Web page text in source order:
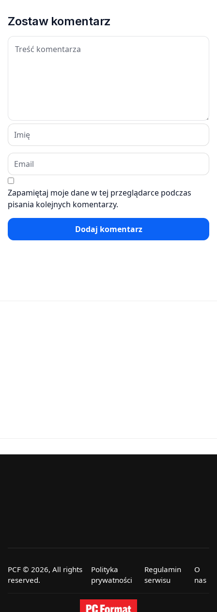
Zostaw komentarz
Zapamiętaj moje dane w tej przeglądarce podczas
pisania kolejnych komentarzy.
Dodaj komentarz
PCF © 2026, All rights
reserved.
Polityka
prywatności
Regulamin
serwisu
O
nas